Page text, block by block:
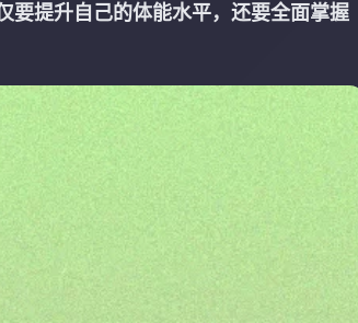
要提升自己的体能水平，还要全面掌握